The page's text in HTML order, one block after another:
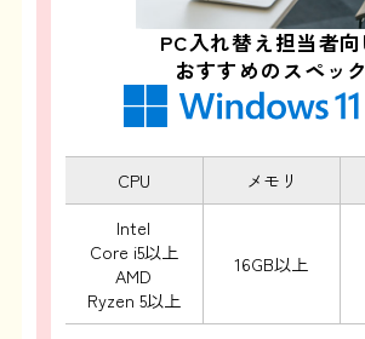
PC入れ替え担当者向
おすすめのスペック
CPU メモリ
Intel
Core i5以上
AMD
Ryzen 5以上
16GB以上